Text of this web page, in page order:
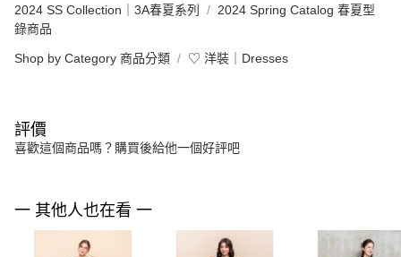
2024 SS Collection｜3A春夏系列
2024 Spring Catalog 春夏型
錄商品
Shop by Category 商品分類 ♡ 洋裝｜Dresses
評價
喜歡這個商品嗎？購買後給他一個好評吧
一 其他人也在看 一